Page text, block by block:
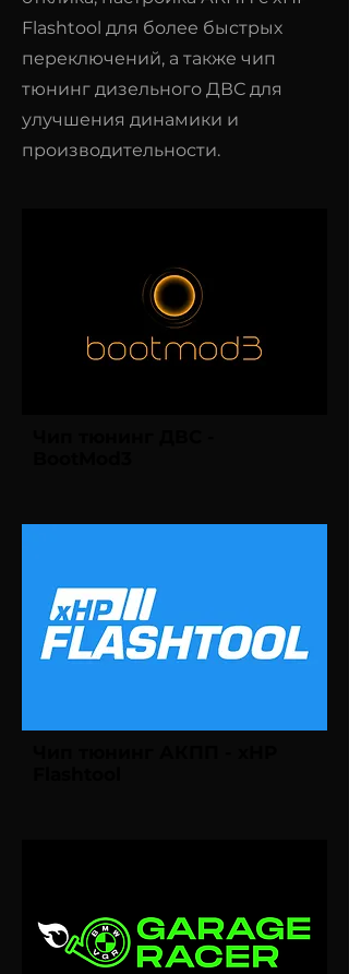
Flashtool для более быстрых
переключений, а также чип
тюнинг дизельного ДВС для
улучшения динамики и
производительности.